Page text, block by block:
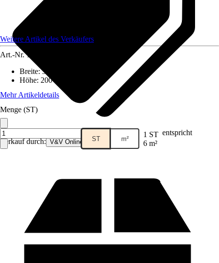
Verkauf durch: V&V Online GmbH
Weitere Artikel des Verkäufers
Art.-Nr. 12477518
Breite:300 cm
Höhe: 200 cm
Mehr Artikeldetails
Menge (ST)
ST m² 1 ST entspricht
6 m²